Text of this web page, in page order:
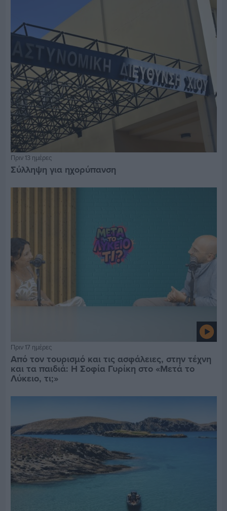
Πριν 13 ημέρες
Σύλληψη για ηχορύπανση
Πριν 17 ημέρες
Από τον τουρισμό και τις ασφάλειες, στην τέχνη
και τα παιδιά: Η Σοφία Γυρίκη στο «Μετά το
Λύκειο, τι;»